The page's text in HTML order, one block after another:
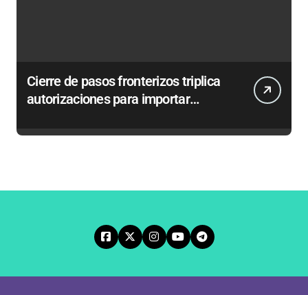
Cierre de pasos fronterizos triplica
autorizaciones para importar